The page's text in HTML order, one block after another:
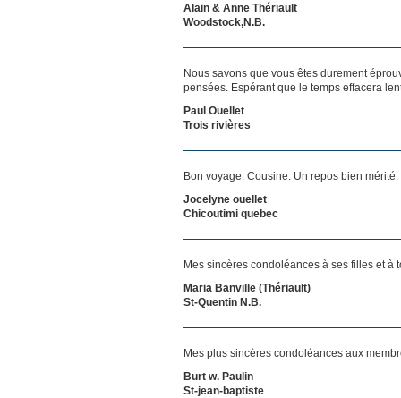
Alain & Anne Thériault
Woodstock,N.B.
Nous savons que vous êtes durement
pensées. Espérant que le temps effacera
Paul Ouellet
Trois rivières
Bon voyage. Cousine. Un repos bien
Jocelyne ouellet
Chicoutimi quebec
Mes sincères condoléances à ses filles et à
Maria Banville (Thériault)
St-Quentin N.B.
Mes plus sincères condoléances aux
Burt w. Paulin
St-jean-baptiste